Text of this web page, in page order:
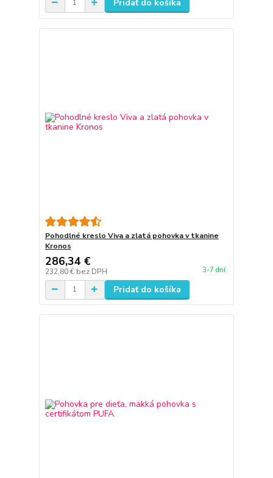
Pridať do košíka
Pohodlné kreslo Viva a zlatá pohovka v tkanine
Kronos
286,34 €
232,80 € bez DPH 3-7 dní
Pridať do košíka